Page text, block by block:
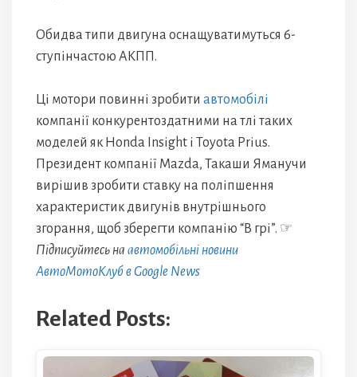
Обидва типи двигуна оснащуватимуться 6-
ступінчастою АКПП.
Ці мотори повинні зробити автомобілі
компанії конкурентоздатними на тлі таких
моделей як Honda Insight і Toyota Prius.
Президент компанії Mazda, Такаши Яманучи
вирішив зробити ставку на поліпшення
характеристик двигунів внутрішнього
згорання, щоб зберегти компанію “В грі”. ☞
Підписуйтесь на автомобільні новини
АвтоМотоКлуб в Google News
Related Posts: